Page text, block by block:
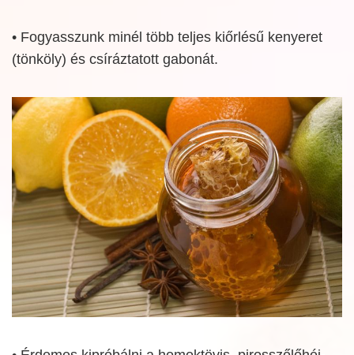
• Fogyasszunk minél több teljes kiőrlésű kenyeret
(tönköly) és csíráztatott gabonát.